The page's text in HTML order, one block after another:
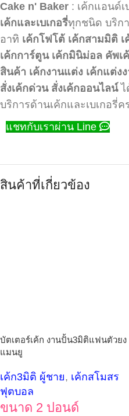
Cake n' Baker : เค้กแอนด์เ
เค้กและเบเกอรี่ทุกชนิด บริก
อาทิ เค้กโฟโต้ เค้กสามมิติ
เค้กการ์ตูน เค้กมินิม่อล คัพเ
สินค้า เค้กงานแต่ง เค้กแต่ง
สั่งเค้กด่วน สั่งเค้กออนไลน์ไ
บริการด้านเค้กและเบเกอรี่ค
แชทกับเราผ่าน Line
สินค้าที่เกี่ยวข้อง
บัตเตอร์เค้ก งานปั้น3มิติแฟนตัวยง
แมนยู
เค้ก3มิติ ผู้ชาย, เค้กสโมสร
ฟุตบอล
ขนาด 2 ปอนด์